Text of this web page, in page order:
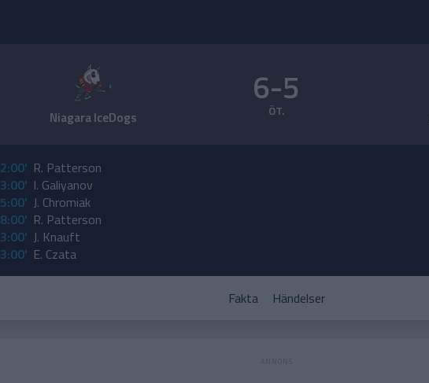
Niagara IceDogs
6-5
ÖT.
R. Patterson
I. Galiyanov
J. Chromiak
R. Patterson
J. Knauft
E. Czata
Fakta Händelser